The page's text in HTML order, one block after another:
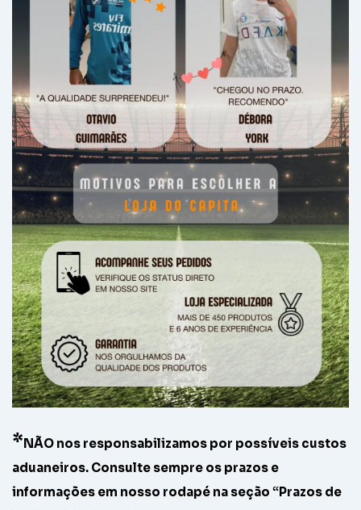
*NÃO nos responsabilizamos por possíveis custos
aduaneiros. Consulte sempre os prazos e
informações em nosso rodapé na seção “Prazos de